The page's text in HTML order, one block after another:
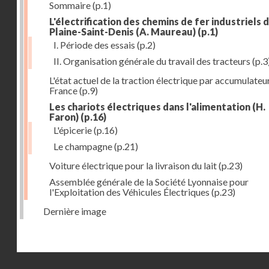
Sommaire(p.1)
L'électrification des chemins de fer industriels
Plaine-Saint-Denis (A. Maureau) (p.1)
I. Période des essais (p.2)
II. Organisation générale du travail des tracteurs
L'état actuel de la traction électrique par
France(p.9)
Les chariots électriques dans l'alimentation (H.
Faron) (p.16)
L'épicerie(p.16)
Le champagne(p.21)
Voiture électrique pour la livraison du lait(p.23)
Assemblée générale de la Société Lyonnaise pour
l'Exploitation des Véhicules Électriques (p.23)
Dernière image